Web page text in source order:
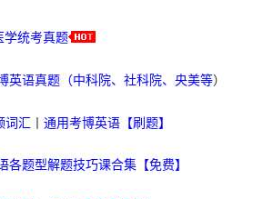
学统考真题
英语真题（中科院、社科院、央美等）
词汇 丨通用考博英语【刷题】
各题型解题技巧课合集【免费】